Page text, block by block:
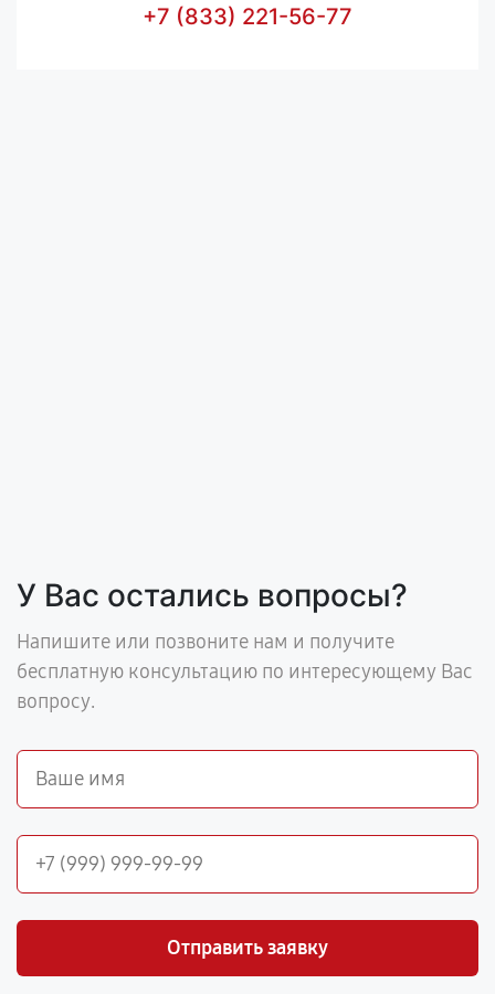
+7 (833) 221-56-77
У Вас остались вопросы?
Напишите или позвоните нам и получите
бесплатную консультацию по интересующему Вас
вопросу.
Отправить заявку